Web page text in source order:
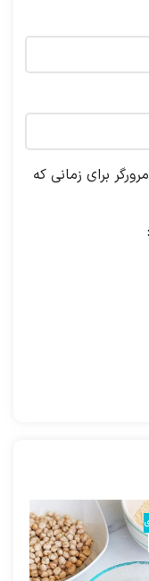
برای زمانی که